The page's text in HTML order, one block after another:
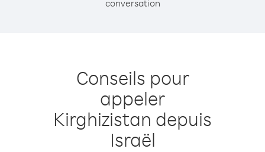
conversation
Conseils pour
appeler
Kirghizistan depuis
Israël